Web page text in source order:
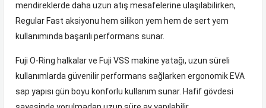
mendireklerde daha uzun atış mesafelerine ulaşılabilirken,
Regular Fast aksiyonu hem silikon yem hem de sert yem
kullanımında başarılı performans sunar.
Fuji O-Ring halkalar ve Fuji VSS makine yatağı, uzun süreli
kullanımlarda güvenilir performans sağlarken ergonomik EVA
sap yapısı gün boyu konforlu kullanım sunar. Hafif gövdesi